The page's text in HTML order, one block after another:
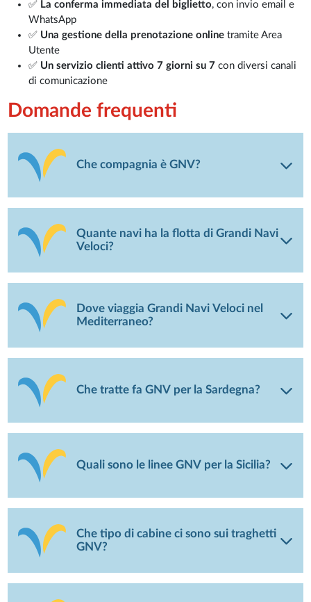
✅ La conferma immediata del biglietto, con invio email e
WhatsApp
✅ Una gestione della prenotazione online tramite Area
Utente
✅ Un servizio clienti attivo 7 giorni su 7 con diversi canali
di comunicazione
Domande frequenti
Che compagnia è GNV?
Quante navi ha la flotta di Grandi Navi
Veloci?
Dove viaggia Grandi Navi Veloci nel
Mediterraneo?
Che tratte fa GNV per la Sardegna?
Quali sono le linee GNV per la Sicilia?
Che tipo di cabine ci sono sui traghetti
GNV?